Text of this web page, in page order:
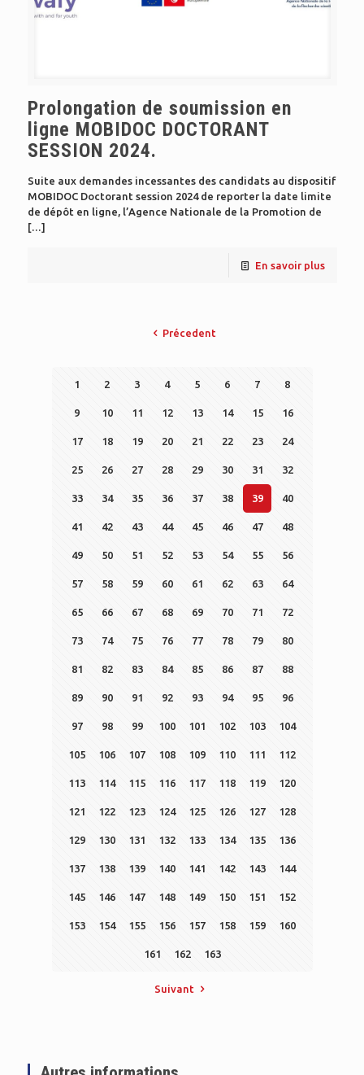
Prolongation de soumission en
ligne MOBIDOC DOCTORANT
SESSION 2024.
Suite aux demandes incessantes des candidats au dispositif
MOBIDOC Doctorant session 2024 de reporter la date limite
de dépôt en ligne, l’Agence Nationale de la Promotion de
[…]
En savoir plus
Précedent
1 2 3 4 5 6 7 8
9 10 11 12 13 14 15 16
17 18 19 20 21 22 23 24
25 26 27 28 29 30 31 32
33 34 35 36 37 38 39 40
41 42 43 44 45 46 47 48
49 50 51 52 53 54 55 56
57 58 59 60 61 62 63 64
65 66 67 68 69 70 71 72
73 74 75 76 77 78 79 80
81 82 83 84 85 86 87 88
89 90 91 92 93 94 95 96
97 98 99 100 101 102 103 104
105 106 107 108 109 110 111 112
113 114 115 116 117 118 119 120
121 122 123 124 125 126 127 128
129 130 131 132 133 134 135 136
137 138 139 140 141 142 143 144
145 146 147 148 149 150 151 152
153 154 155 156 157 158 159 160
161 162 163
Suivant